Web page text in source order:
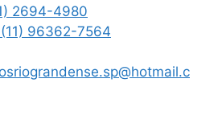
2694-4980
(11) 96362-7564